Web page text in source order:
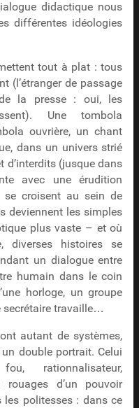
didactique nous
différentes idéologies
tout à plat : tous
(l’étranger de passage
la presse : oui, les
Une tombola
ouvrière, un chant
dans un univers strié
d’interdits (jusque dans
avec une érudition
se croisent au sein de
deviennent les simples
plus vaste – et où
, diverses histoires se
un dialogue entre
humain dans le coin
horloge, un groupe
secrétaire travaille…
autant de systèmes,
double portrait. Celui
rationnalisateur,
d’un pouvoir
les politesses : dans ce